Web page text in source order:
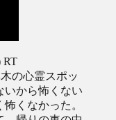
RT
の心霊スポッ
いから怖くない
くなかった。